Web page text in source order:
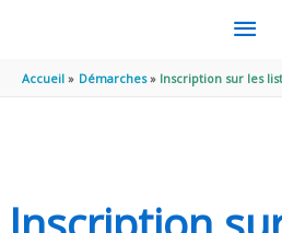
MENU
Accueil Démarches Inscription sur les